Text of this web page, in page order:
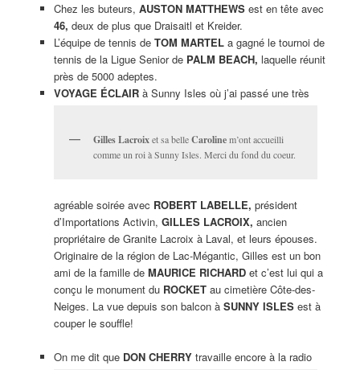
Chez les buteurs, AUSTON MATTHEWSest en tête avec
46, deux de plus que Draisaitl et Kreider.
L’équipe de tennis de TOM MARTELa gagné le tournoi de
tennis de la Ligue Senior de PALM BEACH, laquelle réunit
près de 5000 adeptes.
VOYAGE ÉCLAIRà Sunny Isles où j’ai passé une très
Gilles Lacroixet sa belleCarolinem’ont accueilli
comme un roi à Sunny Isles. Merci du fond du coeur.
agréable soirée avec ROBERT LABELLE, président
d’Importations Activin, GILLES LACROIX, ancien
propriétaire de Granite Lacroix à Laval, et leurs épouses.
Originaire de la région de Lac-Mégantic, Gilles est un bon
ami de la famille de MAURICE RICHARDet c’est lui qui a
conçu le monument du ROCKETau cimetière Côte-des-
Neiges. La vue depuis son balcon à SUNNY ISLESest à
couper le souffle!
On me dit que DON CHERRYtravaille encore à la radio